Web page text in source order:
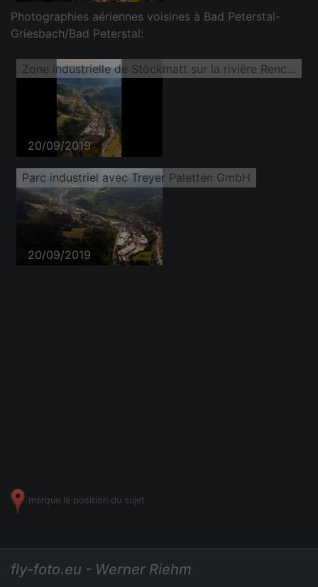
Photographies aériennes voisines à Bad Peterstal-
Griesbach/Bad Peterstal:
Zone industrielle de Stöckmatt sur la rivière Rench avec Treyer Paletten GmbH
20/09/2019
Parc industriel avec Treyer Paletten GmbH
20/09/2019
marque la position du sujet.
fly-foto.eu - Werner Riehm